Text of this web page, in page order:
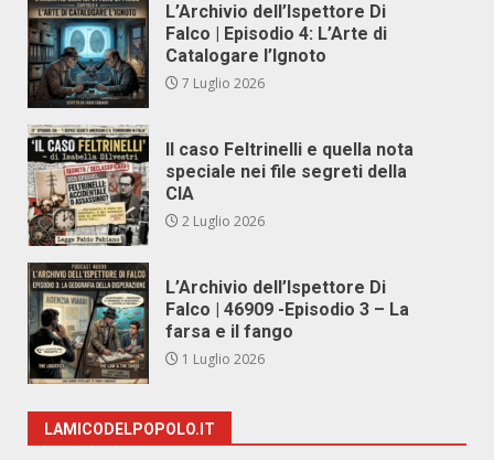
L’Archivio dell’Ispettore Di
Falco | Episodio 4: L’Arte di
Catalogare l’Ignoto
7 Luglio 2026
Il caso Feltrinelli e quella nota
speciale nei file segreti della
CIA
2 Luglio 2026
L’Archivio dell’Ispettore Di
Falco | 46909 -Episodio 3 – La
farsa e il fango
1 Luglio 2026
LAMICODELPOPOLO.IT